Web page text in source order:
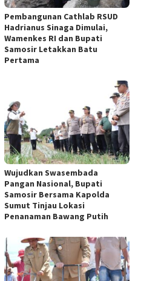
Pembangunan Cathlab RSUD
Hadrianus Sinaga Dimulai,
Wamenkes RI dan Bupati
Samosir Letakkan Batu
Pertama
Wujudkan Swasembada
Pangan Nasional, Bupati
Samosir Bersama Kapolda
Sumut Tinjau Lokasi
Penanaman Bawang Putih